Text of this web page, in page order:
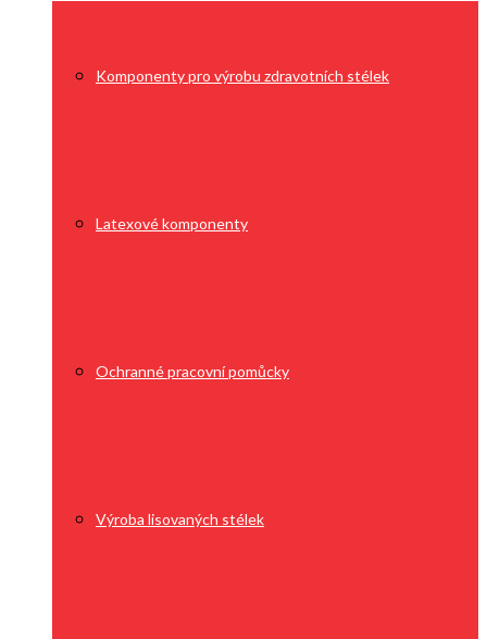
Komponenty pro výrobu zdravotních stélek
Latexové komponenty
Ochranné pracovní pomůcky
Výroba lisovaných stélek